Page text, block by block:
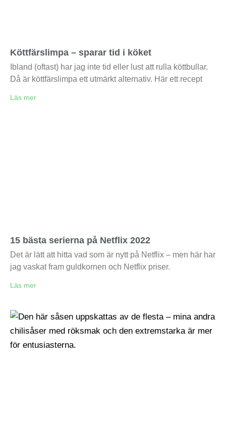
Köttfärslimpa – sparar tid i köket
Ibland (oftast) har jag inte tid eller lust att rulla köttbullar.
Då är köttfärslimpa ett utmärkt alternativ. Här ett recept
Läs mer
15 bästa serierna på Netflix 2022
Det är lätt att hitta vad som är nytt på Netflix – men här har
jag vaskat fram guldkornen och Netflix priser.
Läs mer